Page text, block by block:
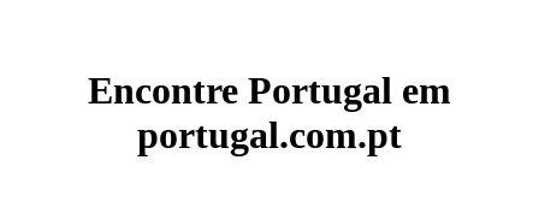
Encontre Portugal em
portugal.com.pt